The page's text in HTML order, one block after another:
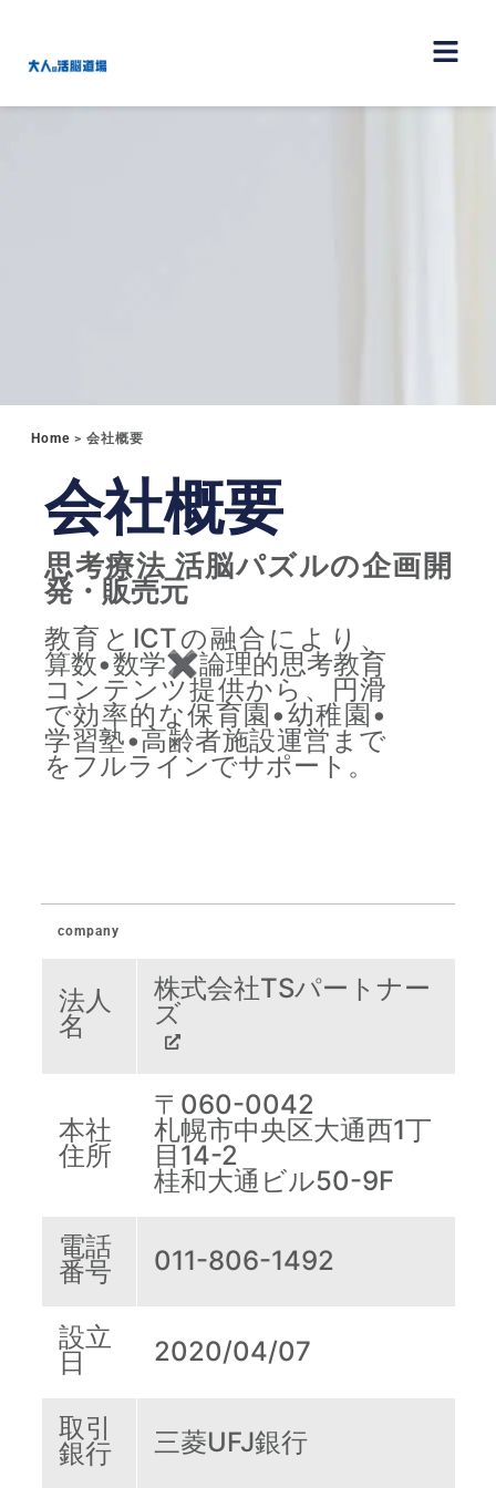
Home> 会社概要
会社概要
思考療法 活脳パズルの企画開
発・販売元
教育とICTの融合により、
算数•数学✖️論理的思考教育
コンテンツ提供から、円滑
で効率的な保育園•幼稚園•
学習塾•高齢者施設運営まで
をフルラインでサポート。
company
法人
名
株式会社TSパートナー
ズ
本社
住所
〒060-0042
札幌市中央区大通西1丁
目14-2
桂和大通ビル50-9F
電話
番号 011-806-1492
設立
日 2020/04/07
取引
銀行 三菱UFJ銀行